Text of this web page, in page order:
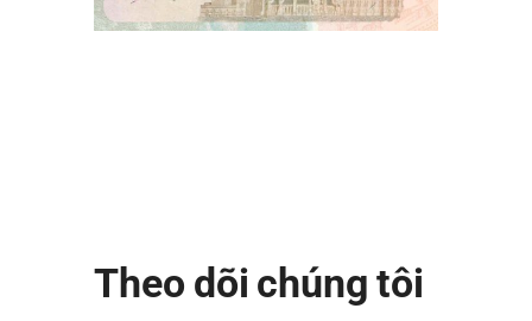
Theo dõi chúng tôi